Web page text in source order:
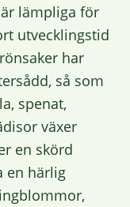
lämpliga för
utvecklingstid
har
så som
spenat,
växer
en skörd
en härlig